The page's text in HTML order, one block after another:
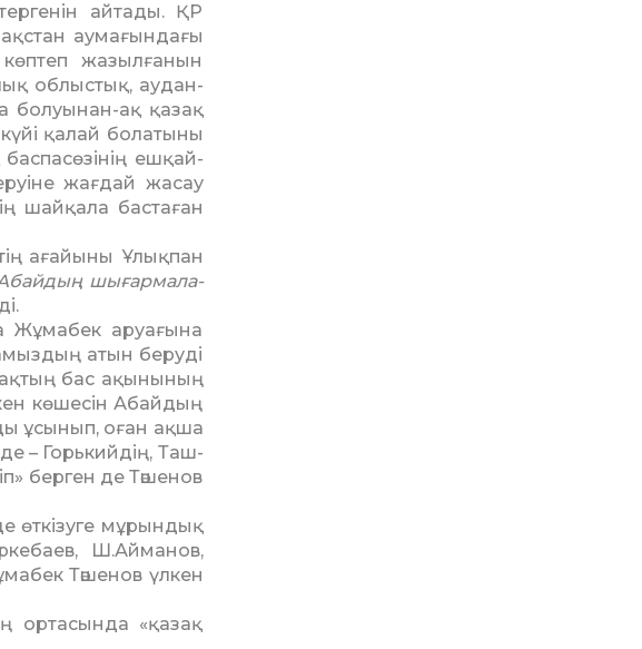
айтады. ҚР
аумағындағы
жазылғанын
облыстық, ау­дан­
болуынан-ақ қазақ
қалай болатыны
ешқай­
жағдай жасау
шайқала бастаған
ағайыны Ұлықпан
шығар­мала­
Жұмабек аруағына
атын беруді
бас ақынының
көшесін Абайдың
ұсы­нып, оған ақша
– Горькийдің, Таш­
берген де Тәшенов
өткізуге мұрындық
Ш.Айманов,
Тәшенов үлкен
ортасында «қазақ